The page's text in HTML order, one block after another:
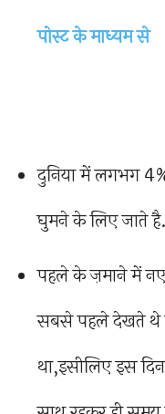
पोस्ट के माध्यम से
दुनिया में लगभग
घुमने के लिए जाते है.
पहले के ज़माने में
सबसे पहले देखते थे
था,इसीलिए इस